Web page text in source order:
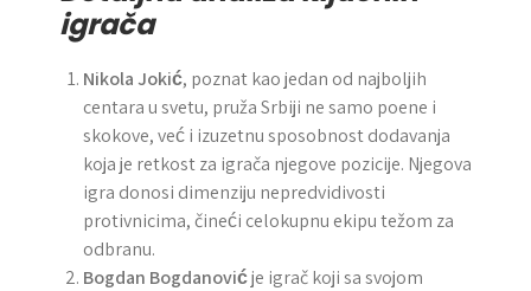
igrača
Nikola Jokić, poznat kao jedan od najboljih
centara u svetu, pruža Srbiji ne samo poene i
skokove, već i izuzetnu sposobnost dodavanja
koja je retkost za igrača njegove pozicije. Njegova
igra donosi dimenziju nepredvidivosti
protivnicima, čineći celokupnu ekipu težom za
odbranu.
Bogdan Bogdanovićje igrač koji sa svojom